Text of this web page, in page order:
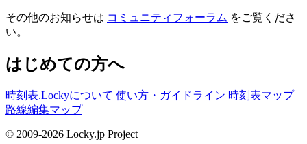
その他のお知らせは コミュニティフォーラム をご覧くださ
い。
はじめての方へ
時刻表.Lockyについて 使い方・ガイドライン 時刻表マップ
路線編集マップ
© 2009-2026 Locky.jp Project